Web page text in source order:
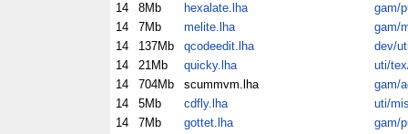
14
8Mb hexalate.lha
gam/
14
7Mb melite.lha
gam/
14
137Mb qcodeedit.lha
dev/
14
21Mb quicky.lha
uti/
14
704Mb scummvm.lha
gam/
14
5Mb cdfly.lha
uti/
14
7Mb gottet.lha
gam/